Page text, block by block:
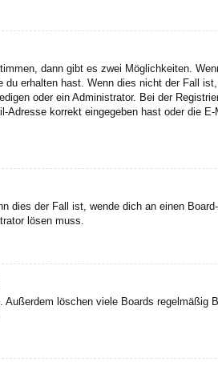
dann gibt es zwei Möglichkeiten.
erhalten hast. Wenn dies nicht der Fall
oder ein Administrator. Bei der
korrekt eingegeben hast oder die
der Fall ist, wende dich an einen
lösen muss.
löschen viele Boards regelmäßig